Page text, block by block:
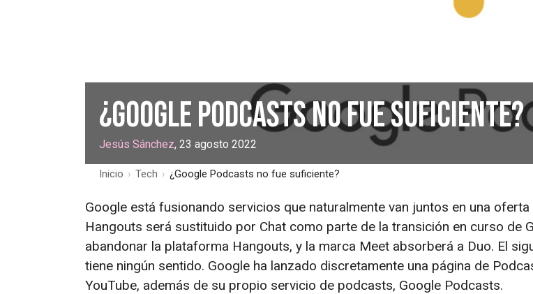
¿Google Podcasts no fue suficiente?
Jesús Sánchez, 23 agosto 2022
Inicio › Tech › ¿Google Podcasts no fue suficiente?
Google está fusionando servicios que naturalmente van juntos en una oferta
Hangouts será sustituido por Chat como parte de la transición en curso de
abandonar la plataforma Hangouts, y la marca Meet absorberá a Duo. El
tiene ningún sentido. Google ha lanzado discretamente una página de
YouTube, además de su propio servicio de podcasts, Google Podcasts.